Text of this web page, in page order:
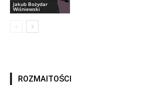
Jakub Bożydar
Wiśniewski
ROZMAITOŚCI